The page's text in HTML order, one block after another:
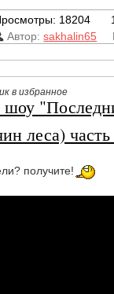
18204
Автор:sakhalin65
в избранное
шоу
леса)
получите!